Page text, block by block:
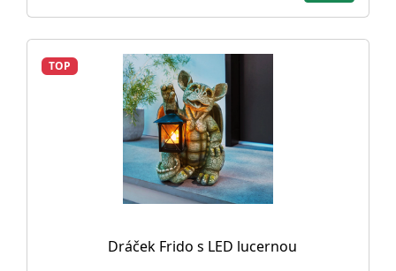
TOP
Dráček Frido s LED lucernou